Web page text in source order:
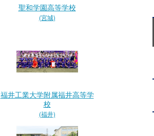
聖和学園高等学校
(宮城)
福井工業大学附属福井高等学
校
(福井)